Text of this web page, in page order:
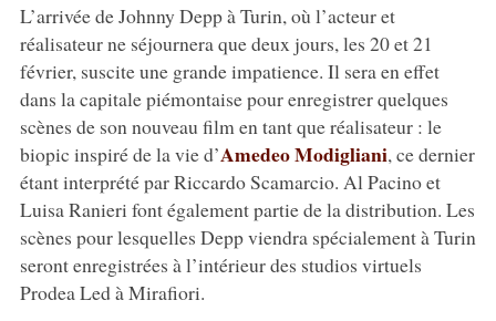
L’arrivée de Johnny Depp à Turin, où l’acteur et
réalisateur ne séjournera que deux jours, les 20 et 21
février, suscite une grande impatience. Il sera en effet
dans la capitale piémontaise pour enregistrer quelques
scènes de son nouveau film en tant que réalisateur : le
biopic inspiré de la vie d’Amedeo Modigliani, ce dernier
étant interprété par Riccardo Scamarcio. Al Pacino et
Luisa Ranieri font également partie de la distribution. Les
scènes pour lesquelles Depp viendra spécialement à Turin
seront enregistrées à l’intérieur des studios virtuels
Prodea Led à Mirafiori.